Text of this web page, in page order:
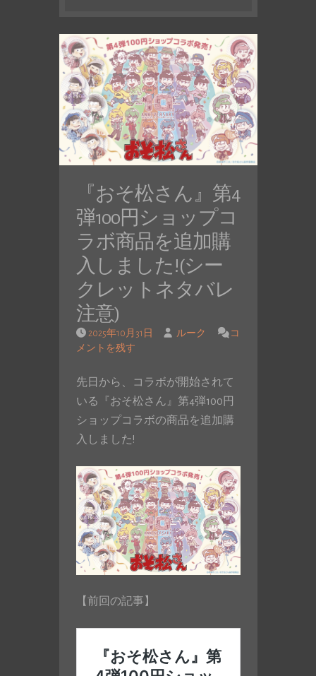
『おそ松さん』第4
弾100円ショップコ
ラボ商品を追加購
入しました!(シー
クレットネタバレ
注意)
2025年10月31日 ルーク
コ
メントを残す
先日から、コラボが開始されて
いる『おそ松さん』第4弾100円
ショップコラボの商品を追加購
入しました!
【前回の記事】